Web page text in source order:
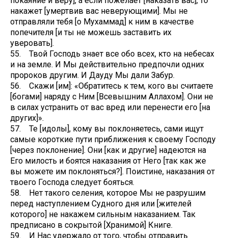
накажет [умертвив вас неверующими]. Мы не
отправляли тебя [о Мухаммад] к ним в качестве
попечителя [и ты не можешь заставить их
уверовать].
55. Твой Господь знает все обо всех, кто на небесах
и на земле. И Мы действительно предпочли одних
пророков другим. И Дауду Мы дали Забур.
56. Скажи [им]: «Обратитесь к тем, кого вы считаете
[богами] наряду с Ним [Всевышним Аллахом]. Они не
в силах устранить от вас вред или перенести его [на
других]».
57. Те [идолы], кому вы поклоняетесь, сами ищут
самые короткие пути приближения к своему Господу
[через поклонение]. Они [как и другие] надеются на
Его милость и боятся наказания от Него [так как же
вы можете им поклоняться?]. Поистине, наказания от
твоего Господа следует бояться.
58. Нет такого селения, которое Мы не разрушим
перед наступлением Судного дня или [жителей
которого] не накажем сильным наказанием. Так
предписано в сокрытой [Хранимой] Книге.
59. И Нас удержало от того, чтобы отправить